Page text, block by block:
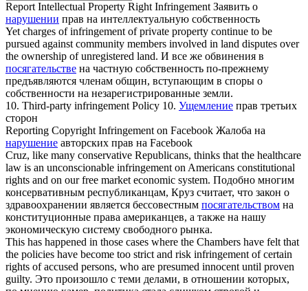
Report Intellectual Property RightInfringement Заявить о
нарушении прав на интеллектуальную собственность
Yet charges ofinfringementof private property continue to be
pursued against community members involved in land disputes over
the ownership of unregistered land. И все же обвинения в
посягательстве на частную собственность по-прежнему
предъявляются членам общин, вступающим в споры о
собственности на незарегистрированные земли.
10. Third-party infringementPolicy 10. Ущемление прав третьих
сторон
Reporting CopyrightInfringementon Facebook Жалоба на
нарушение авторских прав на Facebook
Cruz, like many conservative Republicans, thinks that the healthcare
law is an unconscionable infringementon Americans constitutional
rights and on our free market economic system. Подобно многим
консервативным республиканцам, Круз считает, что закон о
здравоохранении является бессовестным посягательством на
конституционные права американцев, а также на нашу
экономическую систему свободного рынка.
This has happened in those cases where the Chambers have felt that
the policies have become too strict and risk infringementof certain
rights of accused persons, who are presumed innocent until proven
guilty. Это произошло с теми делами, в отношении которых,